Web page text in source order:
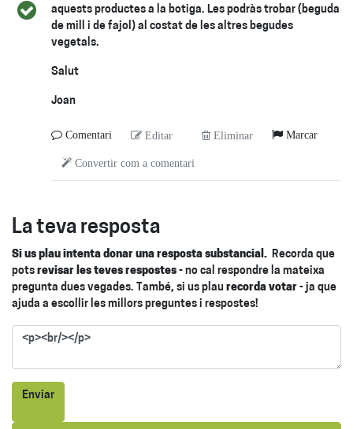
aquests productes a la botiga. Les podràs trobar (beguda
de mill i de fajol) al costat de les altres begudes
vegetals.
Salut
Joan
Comentari Editar Eliminar Marcar
Convertir com a comentari
La teva resposta
Si us plau intenta donar una resposta substancial. Recorda que
pots revisar les teves respostes - no cal respondre la mateixa
pregunta dues vegades. També, si us plau recorda votar - ja que
ajuda a escollir les millors preguntes i respostes!
Enviar